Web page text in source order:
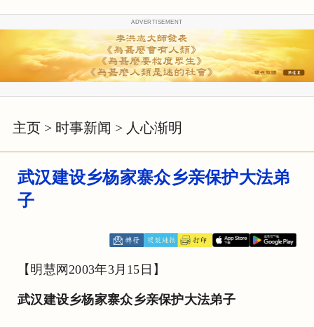
ADVERTISEMENT
主页 > 时事新闻 > 人心渐明
武汉建设乡杨家寨众乡亲保护大法弟
子
【明慧网2003年3月15日】
武汉建设乡杨家寨众乡亲保护大法弟子